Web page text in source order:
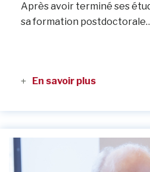
Après avoir terminé ses
sa formation
En savoir plus